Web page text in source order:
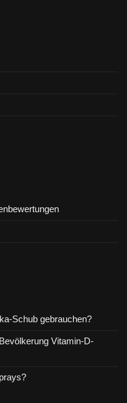
Schub gebrauchen?
Vitamin-D-